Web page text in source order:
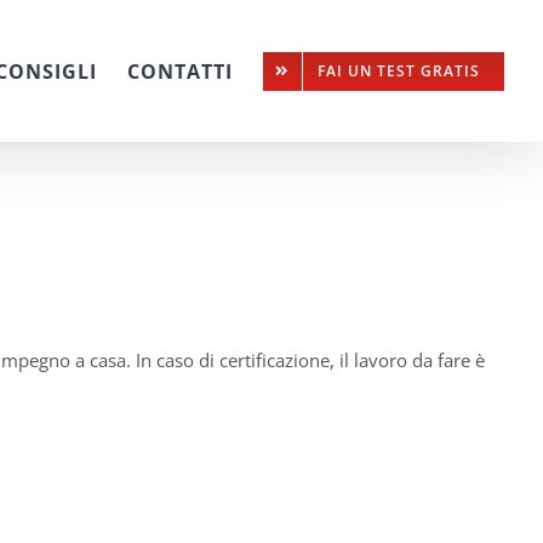
CONTATTI FAI UN TEST GRATIS
a casa. In caso di certificazione, il lavoro da fare è